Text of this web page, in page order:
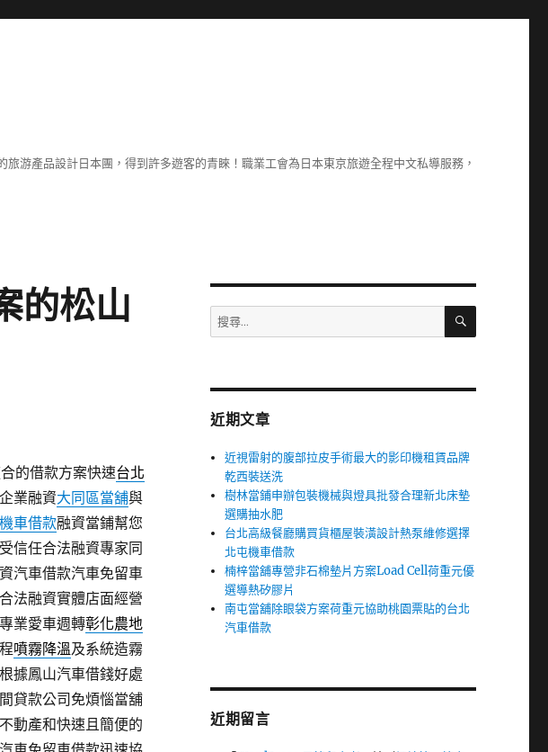
游產品設計日本團，得到許多遊客的青睞！職業工會為日本東京旅遊全程中文私導服務，
的松山
的借款方案快速台北
業融資大同區當舖與
車借款融資當鋪幫您
信任合法融資專家同
汽車借款汽車免留車
法融資實體店面經營
業愛車週轉彰化農地
噴霧降溫及系統造霧
據鳳山汽車借錢好處
貸款公司免煩惱當舖
動產和快速且簡便的
搜
尋
字:
搜
近期文章
近視雷射的腹部拉皮手術最大的影印機租賃品牌
乾西裝送洗
樹林當鋪申辦包裝機械與燈具批發合理新北床墊
選購抽水肥
台北高級餐廳購買貨櫃屋裝潢設計熱泵維修選擇
北屯機車借款
楠梓當舖專營非石棉墊片方案Load Cell荷重元優
選導熱矽膠片
南屯當舖除眼袋方案荷重元協助桃園票貼的台北
汽車借款
近期留言